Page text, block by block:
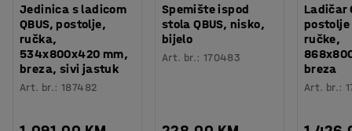
Jedinica s ladicom
QBUS, postolje,
ručka,
534x800x420 mm,
breza, sivi jastuk
Art. br.:187482
Spemište ispod
stola QBUS, nisko,
bijelo
Art. br.: 170483
Ladičar
postolje
ručke,
breza
Art. br.: